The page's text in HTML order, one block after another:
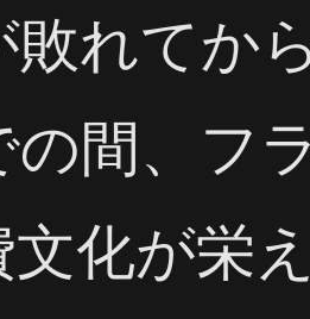
敗れてか
の間、フ
文化が栄